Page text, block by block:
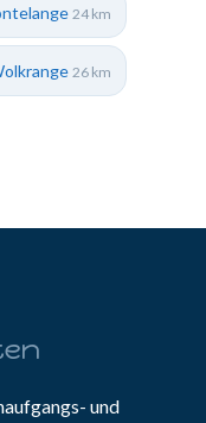
24 km
26 km
und